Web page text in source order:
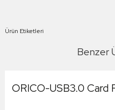
Ürün Etiketleri
Benzer
ORICO-USB3.0 Card